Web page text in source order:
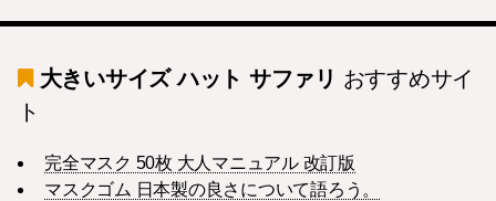
大きいサイズ ハット サファリ おすすめサイ
ト
完全マスク 50枚 大人マニュアル 改訂版
マスクゴム 日本製の良さについて語ろう。